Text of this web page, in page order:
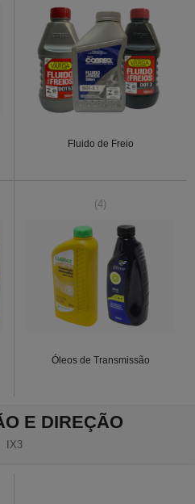
Fluido de Freio
(4)
Óleos de Transmissão
E DIREÇÃO
IX3